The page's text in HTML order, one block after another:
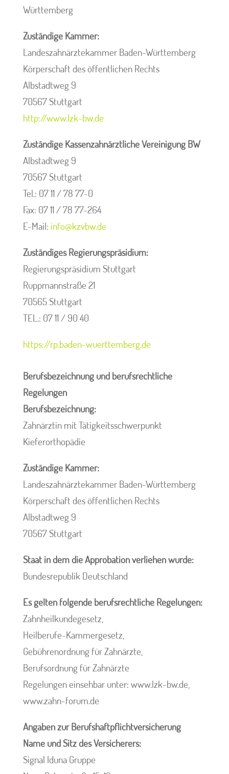
Württemberg
Zuständige Kammer:
Landeszahnärztekammer Baden-Württemberg
Körperschaft des öffentlichen Rechts
Albstadtweg 9
70567 Stuttgart
http://www.lzk-bw.de
Zuständige Kassenzahnärztliche Vereinigung BW
Albstadtweg 9
70567 Stuttgart
Tel.: 07 11 / 78 77-0
Fax: 07 11 / 78 77-264
E-Mail: info@kzvbw.de
Zuständiges Regierungspräsidium:
Regierungspräsidium Stuttgart
Ruppmannstraße 21
70565 Stuttgart
TEL.: 07 11 / 90 40
https://rp.baden-wuerttemberg.de
Berufsbezeichnung und berufsrechtliche
Regelungen
Berufsbezeichnung:
Zahnärztin mit Tätigkeitsschwerpunkt
Kieferorthopädie
Zuständige Kammer:
Landeszahnärztekammer Baden-Württemberg
Körperschaft des öffentlichen Rechts
Albstadtweg 9
70567 Stuttgart
Staat in dem die Approbation verliehen wurde:
Bundesrepublik Deutschland
Es gelten folgende berufsrechtliche Regelungen:
Zahnheilkundegesetz,
Heilberufe-Kammergesetz,
Gebührenordnung für Zahnärzte,
Berufsordnung für Zahnärzte
Regelungen einsehbar unter: www.lzk-bw.de,
www.zahn-forum.de
Angaben zur Berufshaftpflichtversicherung
Name und Sitz des Versicherers:
Signal Iduna Gruppe